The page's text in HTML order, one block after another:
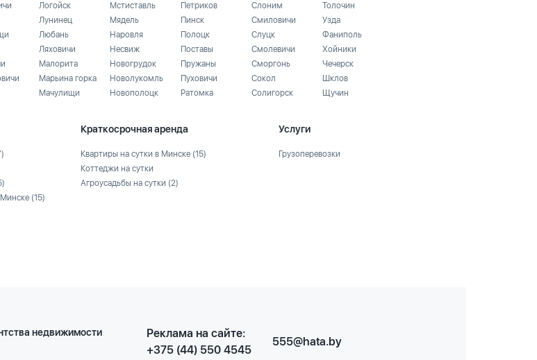
Логойск
Лунинец
Любань
Ляховичи
Малорита
Марьина горка
Мачулищи
Мстиставль
Мядель
Наровля
Несвиж
Новогрудок
Новолукомль
Новополоцк
Петриков
Пинск
Полоцк
Поставы
Пружаны
Пуховичи
Ратомка
Слоним
Смиловичи
Слуцк
Смолевичи
Сморгонь
Сокол
Солигорск
Толочин
Узда
Фаниполь
Хойники
Чечерск
Шклов
Щучин
(15)
Краткосрочная аренда
Квартиры на сутки в Минске (15)
Коттеджи на сутки
Агроусадьбы на сутки (2)
Услуги
Грузоперевозки
недвижимости
Реклама на сайте:
+375 (44) 550 4545
555@hata.by